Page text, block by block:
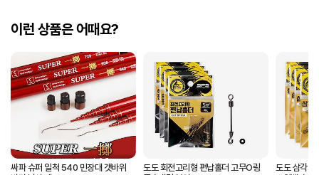
이런 상품은 어때요?
싸파 슈퍼 일척 540 민장대 갯바위
도도 회전고리형 편납홀더 고무O링
도도 삼각회